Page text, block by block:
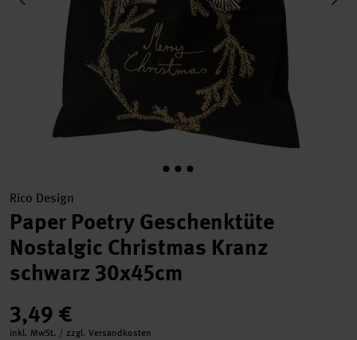
Rico Design
Paper Poetry Geschenktüte
Nostalgic Christmas Kranz
schwarz 30x45cm
3,49 €
inkl. MwSt. / zzgl. Versandkosten